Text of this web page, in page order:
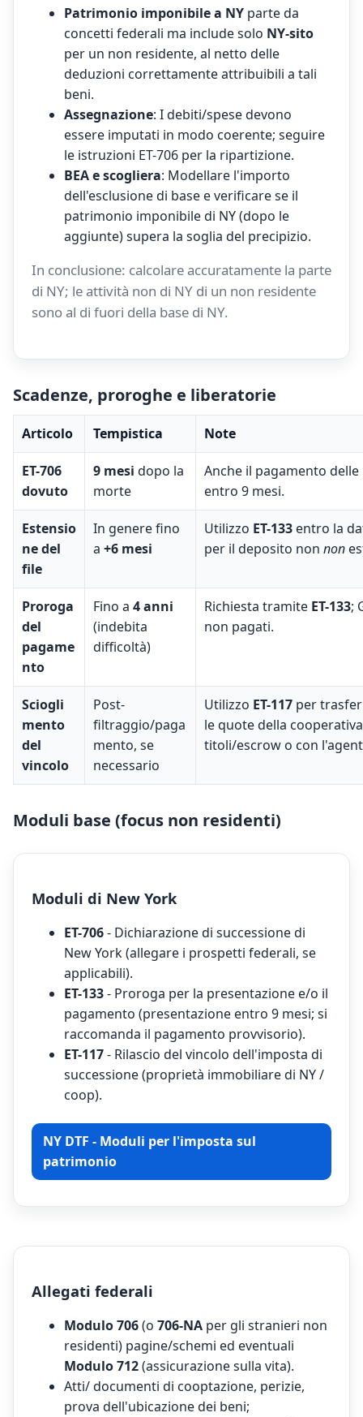
Patrimonio imponibile a NY parte da
concetti federali ma include solo NY-sito
per un non residente, al netto delle
deduzioni correttamente attribuibili a tali
beni.
Assegnazione: I debiti/spese devono
essere imputati in modo coerente; seguire
le istruzioni ET-706 per la ripartizione.
BEA e scogliera: Modellare l'importo
dell'esclusione di base e verificare se il
patrimonio imponibile di NY (dopo le
aggiunte) supera la soglia del precipizio.
In conclusione: calcolare accuratamente la parte
di NY; le attività non di NY di un non residente
sono al di fuori della base di NY.
Scadenze, proroghe e liberatorie
Articolo Tempistica Note
ET-706
dovuto
9 mesi dopo la
morte
Anche il pagamento
entro 9 mesi.
Estensio
ne del
file
In genere fino
a +6 mesi
Utilizzo ET-133 entro la
per il deposito non non
Proroga
del
pagame
nto
Fino a 4 anni
(indebita
difficoltà)
Richiesta tramite ET-133;
non pagati.
Sciogli
mento
del
vincolo
Post-
filtraggio/paga
mento, se
necessario
Utilizzo ET-117 per
le quote della
titoli/escrow o con
Moduli base (focus non residenti)
Moduli di New York
ET-706- Dichiarazione di successione di
New York (allegare i prospetti federali, se
applicabili).
ET-133- Proroga per la presentazione e/o il
pagamento (presentazione entro 9 mesi; si
raccomanda il pagamento provvisorio).
ET-117- Rilascio del vincolo dell'imposta di
successione (proprietà immobiliare di NY /
coop).
NY DTF - Moduli per l'imposta sul
patrimonio
Allegati federali
Modulo 706(o 706-NA per gli stranieri non
residenti) pagine/schemi ed eventuali
Modulo 712(assicurazione sulla vita).
Atti/ documenti di cooptazione, perizie,
prova dell'ubicazione dei beni;